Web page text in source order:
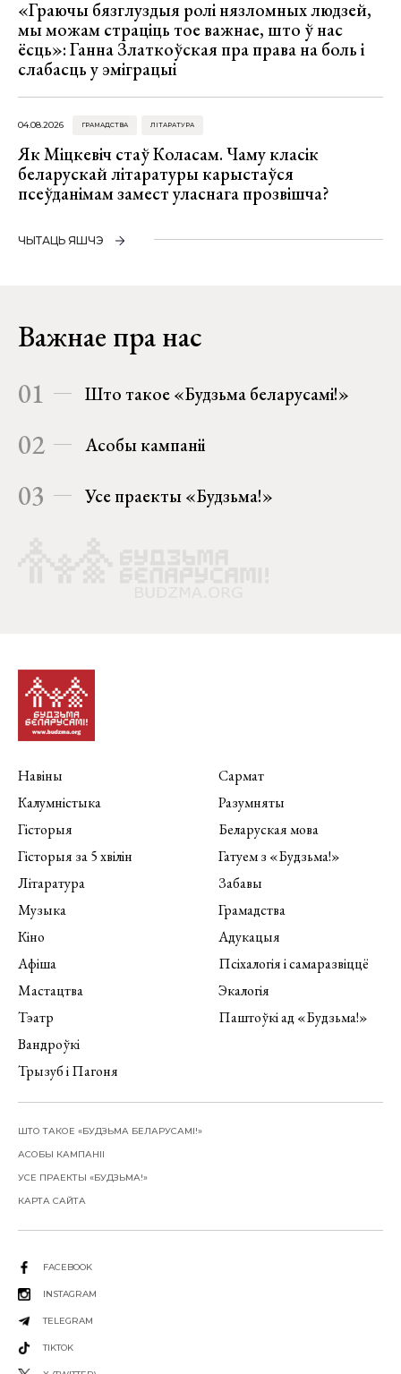
«Граючы бязглуздыя ролі нязломных людзей,
мы можам страціць тое важнае, што ў нас
ёсць»: Ганна Златкоўская пра права на боль і
слабасць у эміграцыі
04.08.2026 ГРАМАДСТВА ЛІТАРАТУРА
Як Міцкевіч стаў Коласам. Чаму класік
беларускай літаратуры карыстаўся
псеўданімам замест уласнага прозвішча?
ЧЫТАЦЬ ЯШЧЭ
Важнае пра нас
01 Што такое «Будзьма беларусамі!»
02 Асобы кампаніі
03 Усе праекты «Будзьма!»
Навіны
Калумністыка
Гісторыя
Гісторыя за 5 хвілін
Літаратура
Музыка
Кіно
Афіша
Мастацтва
Тэатр
Вандроўкі
Трызуб і Пагоня
Сармат
Разумняты
Беларуская мова
Гатуем з «Будзьма!»
Забавы
Грамадства
Адукацыя
Псіхалогія і самаразвіццё
Экалогія
Паштоўкі ад «Будзьма!»
ШТО ТАКОЕ «БУДЗЬМА БЕЛАРУСАМІ!»
АСОБЫ КАМПАНІІ
УСЕ ПРАЕКТЫ «БУДЗЬМА!»
КАРТА САЙТА
FACEBOOK
INSTAGRAM
TELEGRAM
TIKTOK